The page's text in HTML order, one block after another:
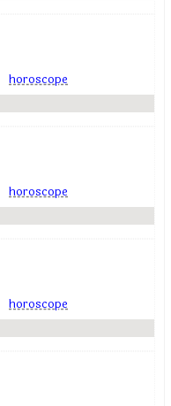
horoscope
horoscope
horoscope